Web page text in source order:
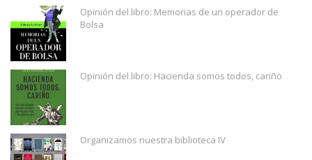
Opinión del libro: Memorias de un operador de
Bolsa
Opinión del libro: Hacienda somos todos, cariño
Organizamos nuestra biblioteca IV